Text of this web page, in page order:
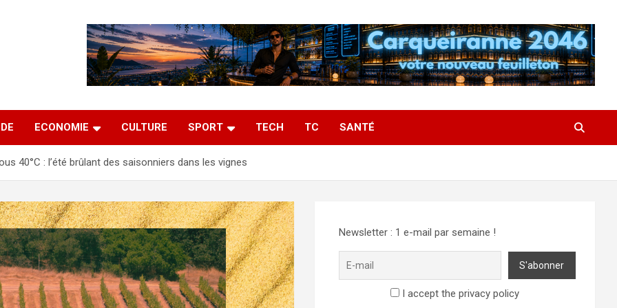
ECONOMIE CULTURE SPORT TECH TC SANTÉ
40°C : l’été brûlant des saisonniers dans les vignes
Newsletter : 1 e-mail par semaine !
I accept the privacy policy